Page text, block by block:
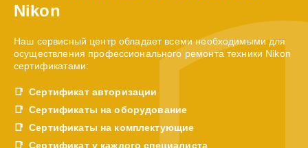
Nikon
Наш сервисный центр обладает всеми необходимыми для
осуществления профессионального ремонта техники Nikon
сертификатами:
Сертификат авторизации
Сертификаты на оборудование
Сертификаты на комплектующие
Сертификат у каждого специалиста